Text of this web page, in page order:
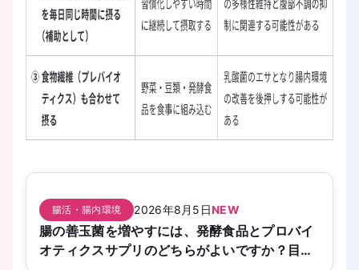
腸活・腸内環境 2026年8月5日NEW
腸の善玉菌を増やすには、発酵食品とプロバイ
オティクスサプリのどちらがよいですか？目的